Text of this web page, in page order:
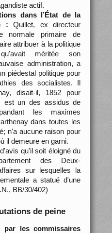
actif.
dans l’État de la
: Quillet, ex directeur
normale primaire de
attribuer à la politique
méritée son
administration, a
piédestal politique pour
des socialistes. Il
disait-il, 1852 pour
est un des assidus de
les maximes
dans toutes les
n'a aucune raison pour
il demeure en garni.
qu'il soit éloigné du
des Deux-
sur lesquelles la
a statué d'une
BB/30/402)
de peine
par les commissaires